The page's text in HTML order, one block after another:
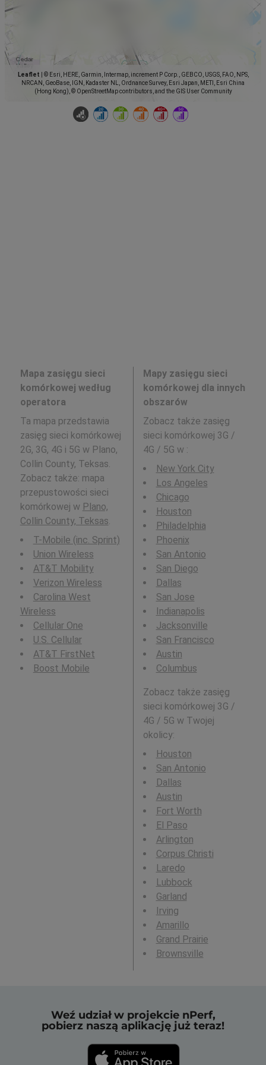
Leaflet
© Esri, HERE, Garmin, Intermap, increment P Corp., GEBCO, USGS, FAO, NPS,
NRCAN, GeoBase, IGN, Kadaster NL, Ordnance Survey, Esri Japan, METI, Esri China
(Hong Kong), © OpenStreetMap contributors, and the GIS User Community
Mapa zasięgu sieci
komórkowej według
operatora
Ta mapa przedstawia
zasięg sieci komórkowej
2G, 3G, 4G i 5G w Plano,
Collin County, Teksas.
Zobacz także: mapa
przepustowości sieci
komórkowej w Plano,
Collin County, Teksas.
T-Mobile (inc. Sprint)
Union Wireless
AT&T Mobility
Verizon Wireless
Carolina West
Wireless
Cellular One
U.S. Cellular
AT&T FirstNet
Boost Mobile
Mapy zasięgu sieci
komórkowej dla innych
obszarów
Zobacz także zasięg
sieci komórkowej 3G /
4G / 5G w :
New York City
Los Angeles
Chicago
Houston
Philadelphia
Phoenix
San Antonio
San Diego
Dallas
San Jose
Indianapolis
Jacksonville
San Francisco
Austin
Columbus
Zobacz także zasięg
sieci komórkowej 3G /
4G / 5G w Twojej
okolicy:
Houston
San Antonio
Dallas
Austin
Fort Worth
El Paso
Arlington
Corpus Christi
Laredo
Lubbock
Garland
Irving
Amarillo
Grand Prairie
Brownsville
Weź udział w projekcie nPerf,
pobierz naszą aplikację już teraz!